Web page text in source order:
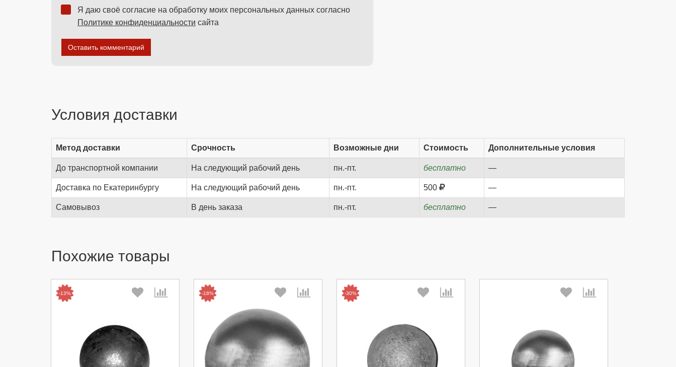
Я даю своё согласие на обработку моих персональных данных согласно
Политике конфиденциальности сайта
Оставить комментарий
Условия доставки
Метод доставки Срочность Возможные дни Стоимость Дополнительные условия
До транспортной компании На следующий рабочий день пн.-пт. бесплатно —
Доставка по Екатеринбургу На следующий рабочий день пн.-пт. 500 —
Самовывоз В день заказа пн.-пт. бесплатно —
Похожие товары
-13% -18% -30%